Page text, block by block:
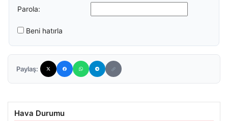
Parola:
Beni hatırla
Paylaş:
Hava Durumu